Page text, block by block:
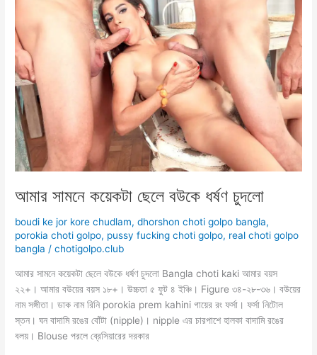
বয়
চুদলো
আমার সামনে কয়েকটা ছেলে বউকে ধর্ষণ চুদলো
boudi ke jor kore chudlam,dhorshon choti golpo bangla,
porokia choti golpo, pussy fucking choti golpo, real choti golpo
bangla /chotigolpo.club
আমার সামনে কয়েকটা ছেলে বউকে ধর্ষণ চুদলো Bangla choti kaki আমার বয়স
২২+। আমার বউয়ের বয়স ১৮+। উচ্চতা ৫ ফুট ৪ ইঞ্চি। Figure ৩৪-২৮-৩৬। বউয়ের
নাম সঙ্গীতা। ডাক নাম রিনি porokia prem kahini গায়ের রং ফর্সা। ফর্সা নিটোল
স্তন। ঘন বাদামি রঙের বোঁটা (nipple)। nipple এর চারপাশে হালকা বাদামি রঙের
বলয়। Blouse পরলে ব্রেসিয়ারের দরকার